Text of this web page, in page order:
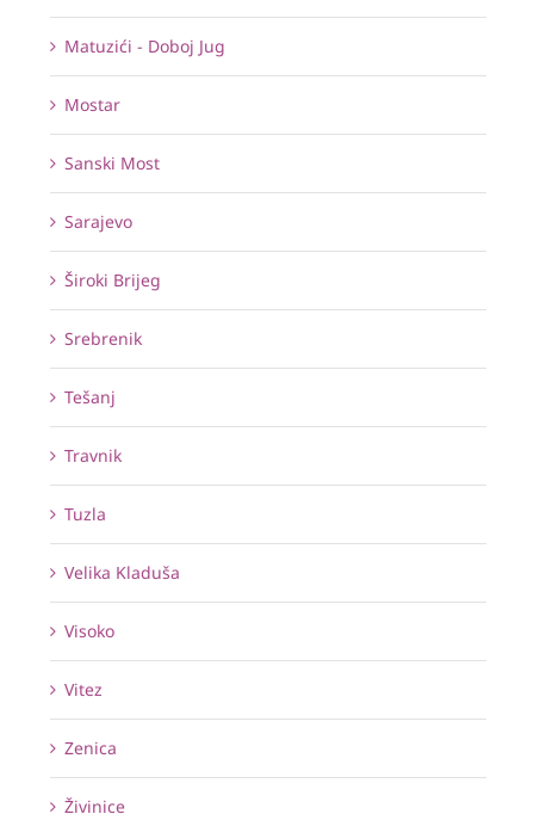
Matuzići - Doboj Jug
Mostar
Sanski Most
Sarajevo
Široki Brijeg
Srebrenik
Tešanj
Travnik
Tuzla
Velika Kladuša
Visoko
Vitez
Zenica
Živinice